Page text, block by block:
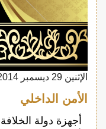
الإثنين 29 ديسمبر 2014
الأمن الداخلي
أجهزة دولة